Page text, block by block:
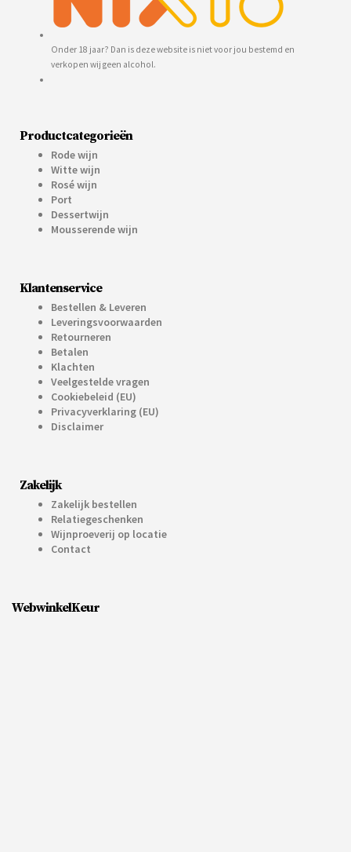
Onder 18 jaar? Dan is deze website is niet voor jou bestemd en
verkopen wij geen alcohol.
Productcategorieën
Rode wijn
Witte wijn
Rosé wijn
Port
Dessertwijn
Mousserende wijn
Klantenservice
Bestellen & Leveren
Leveringsvoorwaarden
Retourneren
Betalen
Klachten
Veelgestelde vragen
Cookiebeleid (EU)
Privacyverklaring (EU)
Disclaimer
Zakelijk
Zakelijk bestellen
Relatiegeschenken
Wijnproeverij op locatie
Contact
WebwinkelKeur